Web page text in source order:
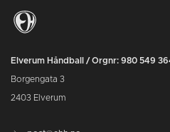
Borgengata 3
2403 Elverum